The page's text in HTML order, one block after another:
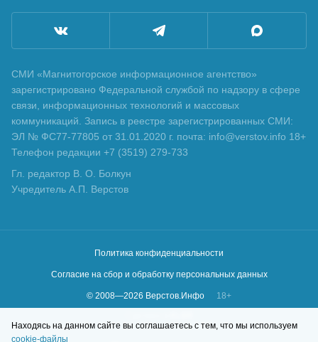
СМИ «Магнитогорское информационное агентство»
зарегистрировано Федеральной службой по надзору в сфере
связи, информационных технологий и массовых
коммуникаций. Запись в реестре зарегистрированных СМИ:
ЭЛ № ФС77-77805 от 31.01.2020 г. почта: info@verstov.info 18+
Телефон редакции +7 (3519) 279-733
Гл. редактор В. О. Болкун
Учредитель А.П. Верстов
Политика конфиденциальности
Согласие на сбор и обработку персональных данных
© 2008—2026 Верстов.Инфо
18+
Находясь на данном сайте вы соглашаетесь с тем, что мы используем
cookie-файлы